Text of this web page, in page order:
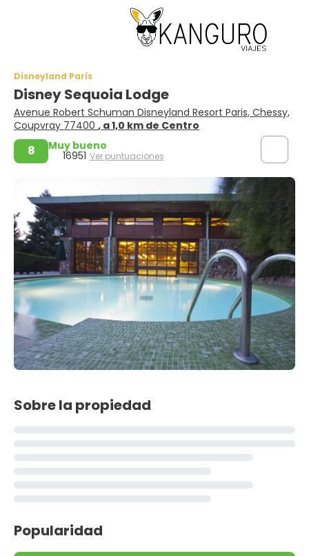
Disneyland París
Disney Sequoia Lodge
Avenue Robert Schuman Disneyland Resort Paris, Chessy,
Coupvray 77400 , a 1,0 km de Centro
8 Muy bueno
16951 Ver puntuaciones
Sobre la propiedad
Popularidad